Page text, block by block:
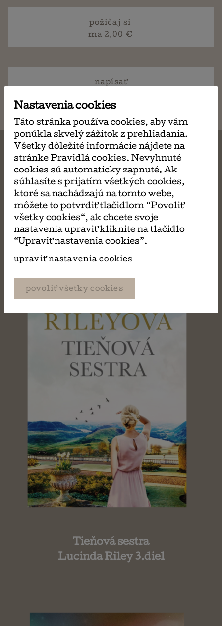
požičaj si
ma 2,00 €
napísať
MÔŽE SA VÁM TIEŽ
PÁČIŤ
Tieňová sestra
Lucinda Riley 3.diel
Nastavenia cookies
Táto stránka používa cookies, aby vám
ponúkla skvelý zážitok z prehliadania.
Všetky dôležité informácie nájdete na
stránke Pravidlá cookies. Nevyhnuté
cookies sú automaticky zapnuté. Ak
súhlasíte s prijatím všetkých cookies,
ktoré sa nachádzajú na tomto webe,
môžete to potvrdiť tlačidlom “Povoliť
všetky cookies“, ak chcete svoje
nastavenia upraviť kliknite na tlačidlo
“Upraviť nastavenia cookies”.
upraviť nastavenia cookies
povoliť všetky cookies